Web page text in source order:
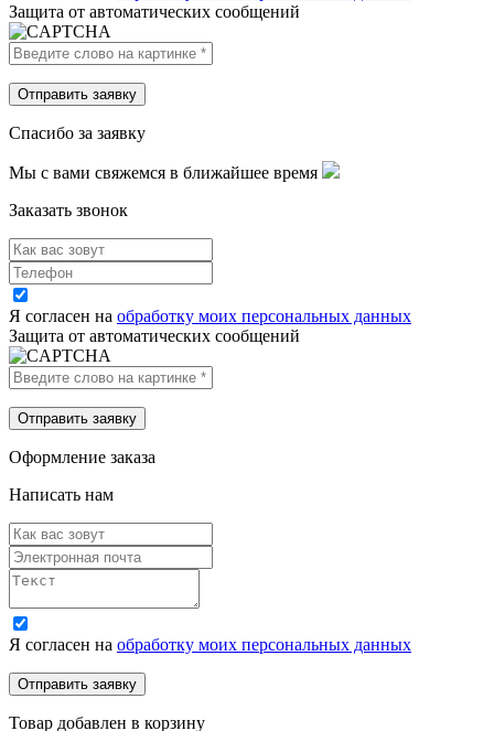
Защита от автоматических сообщений
Спасибо за заявку
Мы с вами свяжемся в ближайшее время
Заказать звонок
Я согласен на обработку моих персональных данных
Защита от автоматических сообщений
Оформление заказа
Написать нам
Я согласен на обработку моих персональных данных
Товар добавлен в корзину